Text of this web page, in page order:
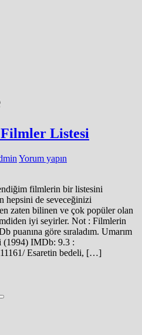
Listesi
Yorum yapın
filmlerin bir listesini
hepsini de seveceğinizi
zaten bilinen ve çok popüler olan
iyi seyirler. Not : Filmlerin
puanına göre sıraladım. Umarım
IMDb: 9.3 :
Esaretin bedeli, […]